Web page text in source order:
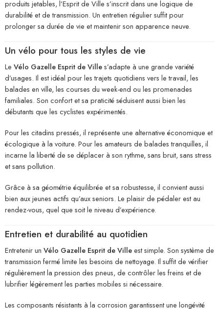
produits jetables, l’Esprit de Ville s’inscrit dans une logique de
durabilité et de transmission. Un entretien régulier suffit pour
prolonger sa durée de vie et maintenir son apparence neuve.
Un vélo pour tous les styles de vie
Le Vélo Gazelle Esprit de Villes’adapte à une grande variété
d’usages. Il est idéal pour les trajets quotidiens vers le travail, les
balades en ville, les courses du week-end ou les promenades
familiales. Son confort et sa praticité séduisent aussi bien les
débutants que les cyclistes expérimentés.
Pour les citadins pressés, il représente une alternative économique et
écologique à la voiture. Pour les amateurs de balades tranquilles, il
incarne la liberté de se déplacer à son rythme, sans bruit, sans stress
et sans pollution.
Grâce à sa géométrie équilibrée et sa robustesse, il convient aussi
bien aux jeunes actifs qu’aux seniors. Le plaisir de pédaler est au
rendez-vous, quel que soit le niveau d’expérience.
Entretien et durabilité au quotidien
Entretenir un Vélo Gazelle Esprit de Villeest simple. Son système de
transmission fermé limite les besoins de nettoyage. Il suffit de vérifier
régulièrement la pression des pneus, de contrôler les freins et de
lubrifier légèrement les parties mobiles si nécessaire.
Les composants résistants à la corrosion garantissent une longévité